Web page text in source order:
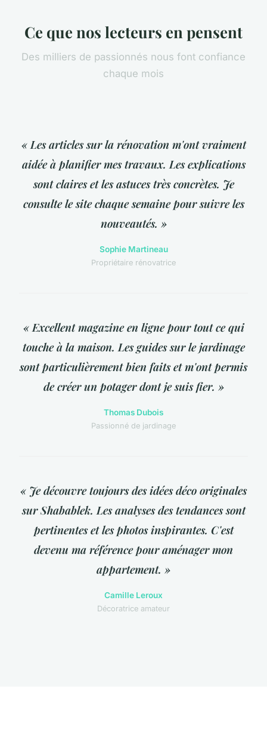
Ce que nos lecteurs en pensent
Des milliers de passionnés nous font confiance
chaque mois
« Les articles sur la rénovation m'ont vraiment
aidée à planifier mes travaux. Les explications
sont claires et les astuces très concrètes. Je
consulte le site chaque semaine pour suivre les
nouveautés. »
Sophie Martineau
Propriétaire rénovatrice
« Excellent magazine en ligne pour tout ce qui
touche à la maison. Les guides sur le jardinage
sont particulièrement bien faits et m'ont permis
de créer un potager dont je suis fier. »
Thomas Dubois
Passionné de jardinage
« Je découvre toujours des idées déco originales
sur Shabablek. Les analyses des tendances sont
pertinentes et les photos inspirantes. C'est
devenu ma référence pour aménager mon
appartement. »
Camille Leroux
Décoratrice amateur